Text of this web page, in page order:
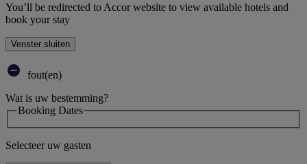
You’ll be redirected to Accor website to view available hotels and
book your stay
Venster sluiten
fout(en)
Wat is uw bestemming?
Booking Dates
Selecteer uw gasten